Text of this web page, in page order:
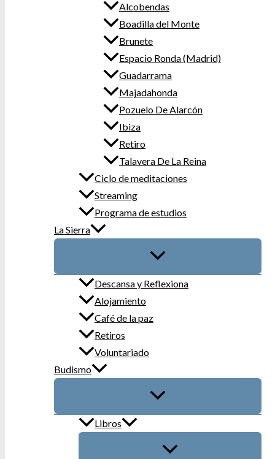
Alcobendas
Boadilla del Monte
Brunete
Espacio Ronda (Madrid)
Guadarrama
Majadahonda
Pozuelo De Alarcón
Ibiza
Retiro
Talavera De La Reina
Ciclo de meditaciones
Streaming
Programa de estudios
La Sierra
Descansa y Reflexiona
Alojamiento
Café de la paz
Retiros
Voluntariado
Budismo
Libros